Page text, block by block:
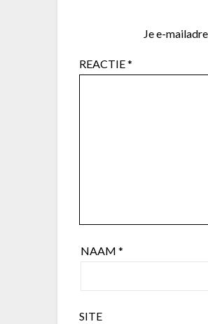
Je e-
REACTIE*
NAAM*
SITE